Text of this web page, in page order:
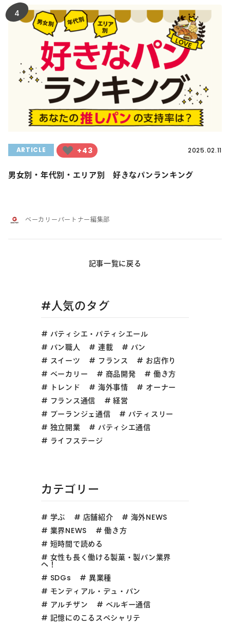
4
ARTICLE +43 2025.02.11
男女別・年代別・エリア別 好きなパンランキング
ベーカリーパートナー編集部
記事一覧に戻る
#人気のタグ
パティシエ・パティシエール
パン職人
連載
パン
スイーツ
フランス
お店作り
ベーカリー
商品開発
働き方
トレンド
海外事情
オーナー
フランス通信
経営
ブーランジェ通信
パティスリー
独立開業
パティシエ通信
ライフステージ
カテゴリー
学ぶ 店舗紹介
海外NEWS
業界NEWS
働き方
短時間で読める
女性も長く働ける製菓・製パン業界
へ！
SDGs
異業種
モンディアル・デュ・パン
アルチザン
ベルギー通信
記憶にのこるスペシャリテ